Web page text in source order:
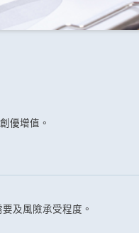
優增值。
及風險承受程度。